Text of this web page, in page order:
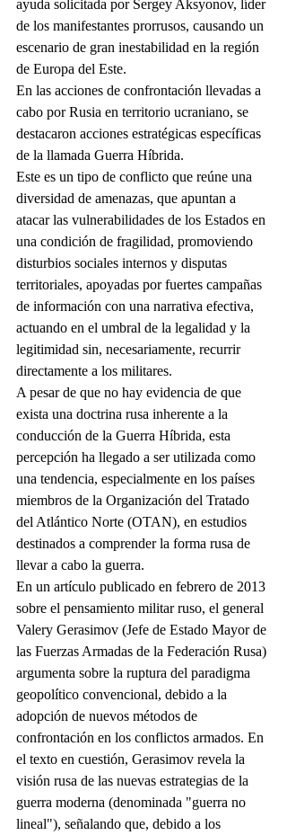
ayuda solicitada por Sergey Aksyonov, líder
de los manifestantes prorrusos, causando un
escenario de gran inestabilidad en la región
de Europa del Este.
En las acciones de confrontación llevadas a
cabo por Rusia en territorio ucraniano, se
destacaron acciones estratégicas específicas
de la llamada Guerra Híbrida.
Este es un tipo de conflicto que reúne una
diversidad de amenazas, que apuntan a
atacar las vulnerabilidades de los Estados en
una condición de fragilidad, promoviendo
disturbios sociales internos y disputas
territoriales, apoyadas por fuertes campañas
de información con una narrativa efectiva,
actuando en el umbral de la legalidad y la
legitimidad sin, necesariamente, recurrir
directamente a los militares.
A pesar de que no hay evidencia de que
exista una doctrina rusa inherente a la
conducción de la Guerra Híbrida, esta
percepción ha llegado a ser utilizada como
una tendencia, especialmente en los países
miembros de la Organización del Tratado
del Atlántico Norte (OTAN), en estudios
destinados a comprender la forma rusa de
llevar a cabo la guerra.
En un artículo publicado en febrero de 2013
sobre el pensamiento militar ruso, el general
Valery Gerasimov (Jefe de Estado Mayor de
las Fuerzas Armadas de la Federación Rusa)
argumenta sobre la ruptura del paradigma
geopolítico convencional, debido a la
adopción de nuevos métodos de
confrontación en los conflictos armados. En
el texto en cuestión, Gerasimov revela la
visión rusa de las nuevas estrategias de la
guerra moderna (denominada "guerra no
lineal"), señalando que, debido a los